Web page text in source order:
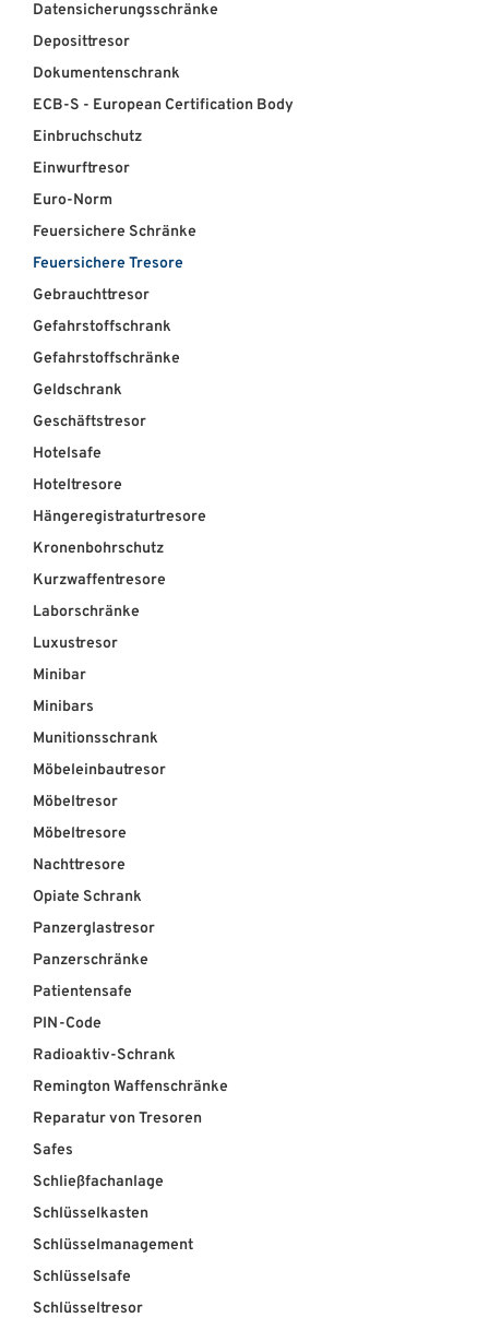
Messen & Events
Presse
Karriere
Unternehmen
Geschichte
Datensicherungsschränke
Deposittresor
Dokumentenschrank
ECB-S - European Certification Body
Einbruchschutz
Einwurftresor
Euro-Norm
Feuersichere Schränke
Feuersichere Tresore
Gebrauchttresor
Gefahrstoffschrank
Gefahrstoffschränke
Geldschrank
Geschäftstresor
Hotelsafe
Hoteltresore
Hängeregistraturtresore
Kronenbohrschutz
Kurzwaffentresore
Laborschränke
Luxustresor
Minibar
Minibars
Munitionsschrank
Möbeleinbautresor
Möbeltresor
Möbeltresore
Nachttresore
Opiate Schrank
Panzerglastresor
Panzerschränke
Patientensafe
PIN-Code
Radioaktiv-Schrank
Remington Waffenschränke
Reparatur von Tresoren
Safes
Schließfachanlage
Schlüsselkasten
Schlüsselmanagement
Schlüsselsafe
Schlüsseltresor